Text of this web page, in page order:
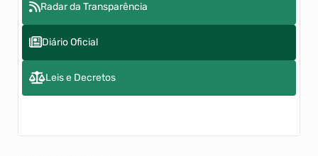
Radar da Transparência
Diário Oficial
Leis e Decretos